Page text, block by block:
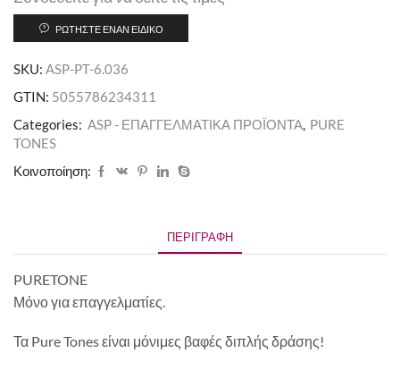
ΡΩΤΉΣΤΕ ΈΝΑΝ ΕΙΔΙΚΌ
SKU: ASP-PT-6.036
GTIN: 5055786234311
Categories: ASP - ΕΠΑΓΓΕΛΜΑΤΙΚΑ ΠΡΟΪΟΝΤΑ, PURE
TONES
Κοινοποίηση:
ΠΕΡΙΓΡΑΦΉ
PURETONE
Μόνο για επαγγελματίες.
Τα Pure Tones είναι μόνιμες βαφές διπλής δράσης!